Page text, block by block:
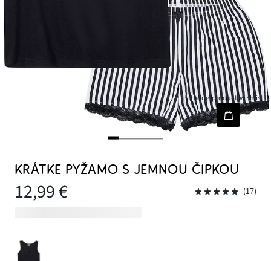
[node-product-wishlist]
KRÁTKE PYŽAMO S JEMNOU ČIPKOU
12,99 € (17)